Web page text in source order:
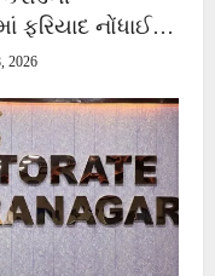
ફરિયાદ નોંધાઈ…
2026